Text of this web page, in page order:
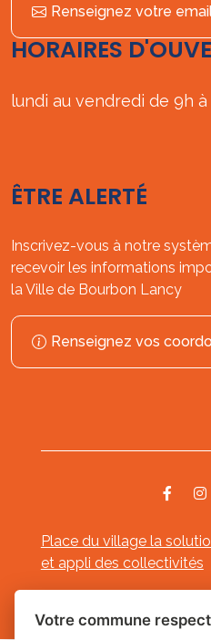
Renseignez votre
HORAIRES
lundi au vendredi de 9h à
ÊTRE ALERTÉ
Inscrivez-vous à notre
recevoir les informations
la Ville de Bourbon Lancy
Renseignez vos
Place du village la
et appli des collectivités
Mentions légales--
Votre commune